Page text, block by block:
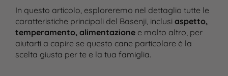
In questo articolo, esploreremo nel dettaglio tutte le
caratteristiche principali del Basenji, inclusi aspetto,
temperamento, alimentazionee molto altro, per
aiutarti a capire se questo cane particolare è la
scelta giusta per te e la tua famiglia.